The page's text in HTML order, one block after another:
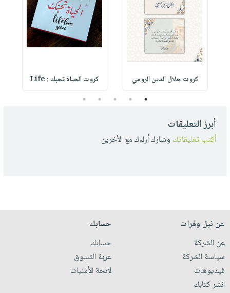
كروت جلال الدين الرومي كروت الحياة تحبك : Life
1
2
3
4
5
أبرز التعليقات
أكتب تعليقاتك وشارك أراءك مع الأخرين
عن نيل وفرات
عن الشركة
سياسة الشركة
فيديوهات
انشر كتابك
حسابك
حسابك
عربة التسوق
لائحة الأمنيات